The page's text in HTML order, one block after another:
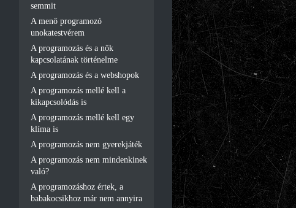
semmit
A menő programozó
unokatestvérem
A programozás és a nők
kapcsolatának történelme
A programozás és a webshopok
A programozás mellé kell a
kikapcsolódás is
A programozás mellé kell egy
klíma is
A programozás nem gyerekjáték
A programozás nem mindenkinek
való?
A programozáshoz értek, a
babakocsikhoz már nem annyira